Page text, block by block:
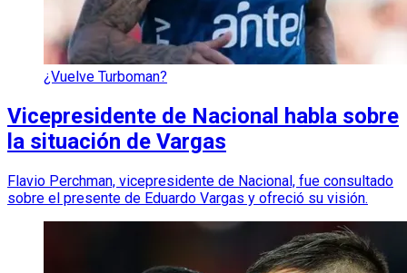
¿Vuelve Turboman?
Vicepresidente de Nacional habla sobre
la situación de Vargas
Flavio Perchman, vicepresidente de Nacional, fue consultado
sobre el presente de Eduardo Vargas y ofreció su visión.